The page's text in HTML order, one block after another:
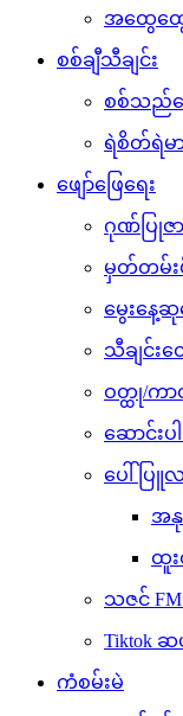
အထွေထွ
စစ်ချီသီချင်း
စစ်သည်ရေ
ရဲစိတ်ရဲမာ
ဖျော်ဖြေရေး
ဂုဏ်ပြုဇ
မှတ်တမ်း
မွေးနေ့ဆု
သီချင်းတ
ဝတ္ထု/ကာ
ဆောင်းပါ
ပေါ်ပြူလ
အနု
ထူး
သဇင် FM
Tiktok
ကံစမ်းမဲ